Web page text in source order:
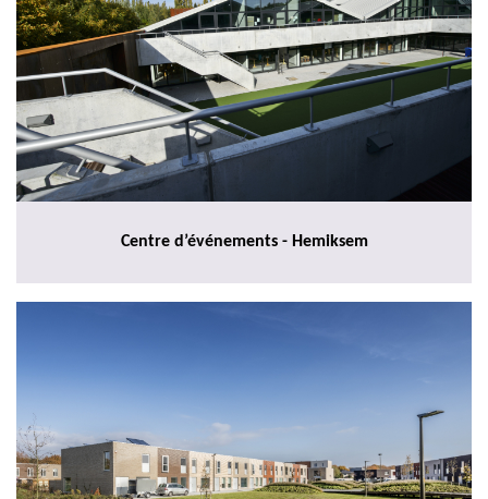
Centre d’événements - Hemiksem